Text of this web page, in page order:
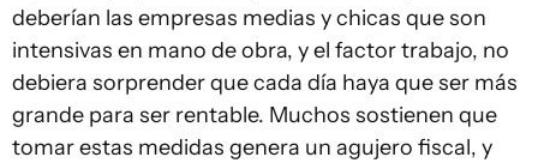
deberían las empresas medias y chicas que son
intensivas en mano de obra, y el factor trabajo, no
debiera sorprender que cada día haya que ser más
grande para ser rentable. Muchos sostienen que
tomar estas medidas genera un agujero fiscal, y